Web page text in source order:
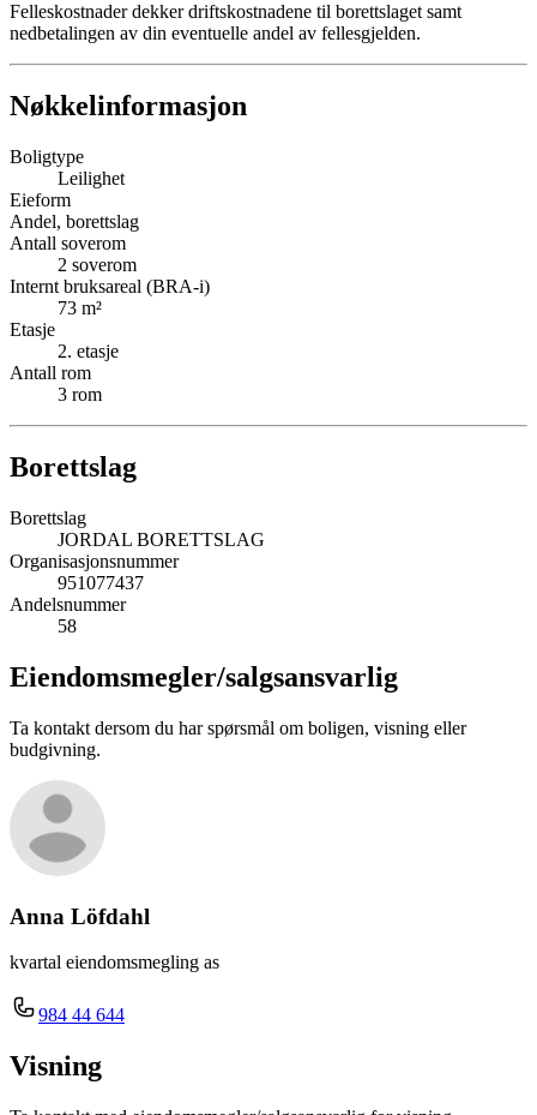
Felleskostnader dekker driftskostnadene til borettslaget samt
nedbetalingen av din eventuelle andel av fellesgjelden.
Nøkkelinformasjon
Boligtype
Leilighet
Eieform
Andel, borettslag
Antall soverom
2 soverom
Internt bruksareal (BRA-i)
73 m²
Etasje
2. etasje
Antall rom
3 rom
Borettslag
Borettslag
JORDAL BORETTSLAG
Organisasjonsnummer
951077437
Andelsnummer
58
Eiendomsmegler/salgsansvarlig
Ta kontakt dersom du har spørsmål om boligen, visning eller
budgivning.
Anna Löfdahl
kvartal eiendomsmegling as
984 44 644
Visning